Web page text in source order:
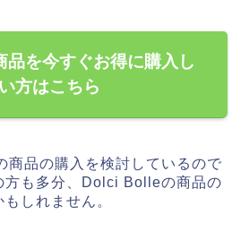
を今すぐお得に購入し
方はこちら
品の購入を検討しているので
方も多分、Dolci Bolleの商品の
しれません。